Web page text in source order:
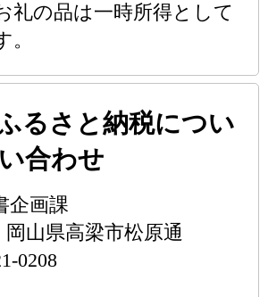
礼の品は一時所得として
るさと納税につい
合わせ
画課
山県高梁市松原通
0208